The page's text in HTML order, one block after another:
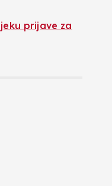
prijave za